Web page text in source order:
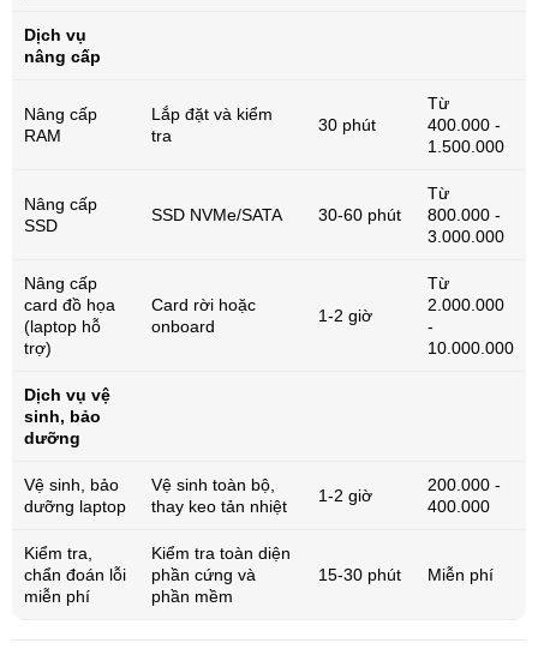
Dịch vụ
nâng cấp
Nâng cấp
RAM
Lắp đặt và kiểm
tra
30 phút
Từ
400.000 -
1.500.000
Nâng cấp
SSD
SSD NVMe/SATA 30-60 phút
Từ
800.000 -
3.000.000
Nâng cấp
card đồ họa
(laptop hỗ
trợ)
Card rời hoặc
onboard
1-2 giờ
Từ
2.000.000
-
10.000.000
Dịch vụ vệ
sinh, bảo
dưỡng
Vệ sinh, bảo
dưỡng laptop
Vệ sinh toàn bộ,
thay keo tản nhiệt
1-2 giờ
200.000 -
400.000
Kiểm tra,
chẩn đoán lỗi
miễn phí
Kiểm tra toàn diện
phần cứng và
phần mềm
15-30 phút Miễn phí